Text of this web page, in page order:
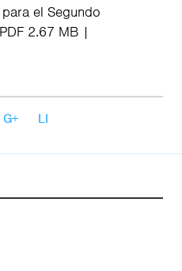
el Segundo
PDF 2.67 MB
G+ LI